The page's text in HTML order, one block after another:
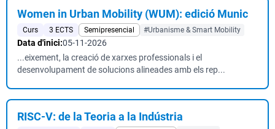
Women in Urban Mobility (WUM): edició Munic
Curs 3 ECTS Semipresencial #Urbanisme & Smart Mobility
Data d'inici:05-11-2026
...eixement, la creació de xarxes professionals i el
desenvolupament de solucions alineades amb els rep...
RISC-V: de la Teoria a la Indústria